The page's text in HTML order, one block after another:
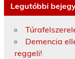
Legutóbbi
Demencia
reggeli!